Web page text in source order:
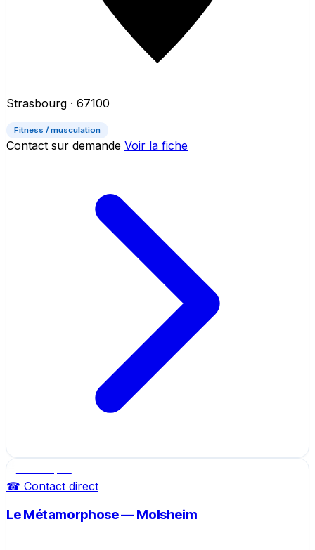
Strasbourg · 67100
Fitness / musculation
Contact sur demande Voir la fiche
☎ Contact direct
Le Métamorphose — Molsheim